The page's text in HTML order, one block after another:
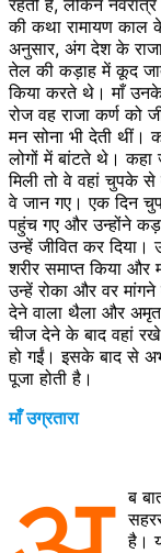
की कथा रामायण काल
अनुसार, अंग देश के
तेल की कड़ाह में कूद
किया करते थे। माँ
रोज वह राजा कर्ण को
मन सोना भी देती थीं।
लोगों में बांटते थे। कहा
मिली तो वे वहां चुपके
वे जान गए। एक दिन
पहुंच गए और उन्होंने
उन्हें जीवित कर दिया।
शरीर समाप्त किया और
उन्हें रोका और वर मांगने
देने वाला थैला और अमृत
चीज देने के बाद वहां
हो गईं। इसके बाद से
पूजा होती है।
माँ उग्रतारा
ब
है।